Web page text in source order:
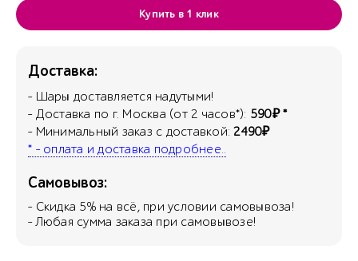
Купить в 1 клик
Доставка:
- Шары доставляется надутыми!
- Доставка по г. Москва (от 2 часов*): 590₽ *
- Минимальный заказ с доставкой:2490₽
* - оплата и доставка подробнее..
Самовывоз:
- Скидка 5% на всё, при условии самовывоза!
- Любая сумма заказа при самовывозе!